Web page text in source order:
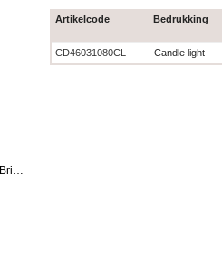
Gekleurde doosjes - Bedrukte Brievenbusdozen
Artikelcode Bedrukking
CD46031080CL Candle light